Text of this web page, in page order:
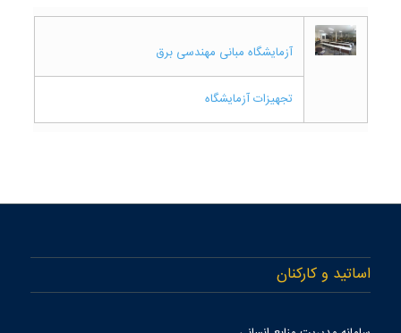
آزمایشگاه مبانی مهندسی برق
تجهیزات آزمایشگاه
اساتید و کارکنان